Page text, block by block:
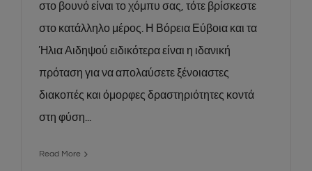
στο βουνό είναι το χόμπυ σας, τότε βρίσκεστε
στο κατάλληλο μέρος. Η Βόρεια Εύβοια και τα
Ήλια Αιδηψού ειδικότερα είναι η ιδανική
πρόταση για να απολαύσετε ξένοιαστες
διακοπές και όμορφες δραστηριότητες κοντά
στη φύση...
Read More